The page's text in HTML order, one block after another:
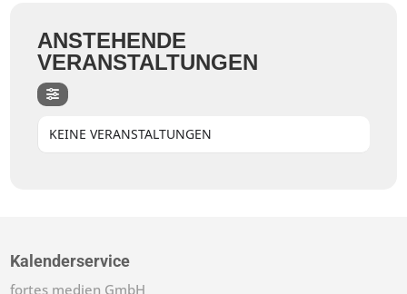
ANSTEHENDE
VERANSTALTUNGEN
KEINE VERANSTALTUNGEN
Kalenderservice
fortes medien GmbH